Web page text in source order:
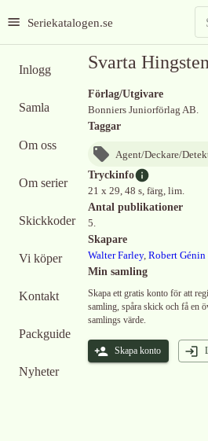
Seriekatalogen.se
Inlogg
Samla
Om oss
Om serier
Skickkoder
Vi köper
Kontakt
Packguide
Nyheter
Svarta
Förlag/Utgivare
Bonniers Juniorförlag AB.
Taggar
Agent/Deckare/
Tryckinfo
21 x 29, 48 s, färg, lim.
Antal publikationer
5.
Skapare
Walter Farley, Robert Génin
Min samling
Skapa ett gratis konto för att
samling, spåra skick och få en
samlings värde.
Skapa konto